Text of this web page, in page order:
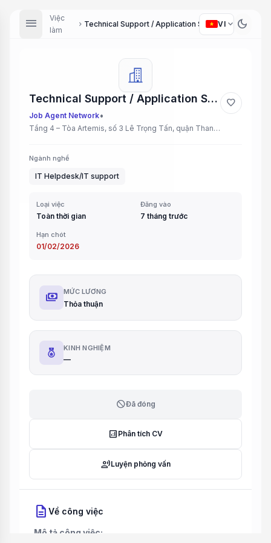
menu
Việc
làm
chevron_right Technical Support / Application Support (Hà Nội)
VI expand_more dark_mode
Technical Support / Application Support (Hà Nội)
Job Agent Network•
Tầng 4 – Tòa Artemis, số 3 Lê Trọng Tấn, quận Thanh Xuân, Hà Nội
favorite
Ngành nghề
IT Helpdesk/IT support
Loại việc
Toàn thời gian
Đăng vào
7 tháng trước
Hạn chót
01/02/2026
payments MỨC LƯƠNG
Thỏa thuận
KINH NGHIỆM
—
blockĐã đóng
analytics Phân tích CV
record_voice_overLuyện phỏng vấn
description Về công việc
Mô tả công việc: